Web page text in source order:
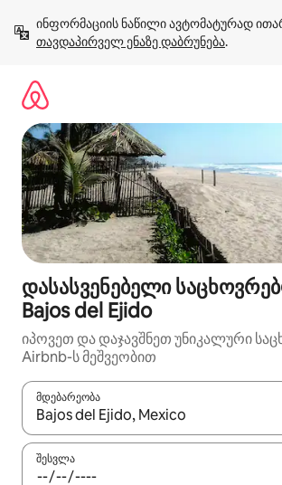
გადასვლა
თავდაპირველ ენაზე დაბრუნება.
დასასვენებელი
Bajos del Ejido
იპოვეთ და დაჯავშნეთ უნიკალური
Airbnb-ს მეშვეობით
მდებარეობა
როცა შედეგები ხელმისაწვდომი
შესვლა